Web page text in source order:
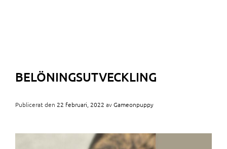
BELÖNINGSUTVECKLING
Publicerat den 22 februari, 2022 avGameonpuppy